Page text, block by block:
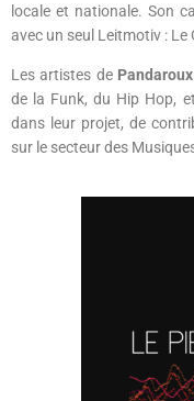
locale et nationale. Son
avec un seul Leitmotiv : Le
Les artistes de
de la Funk, du Hip Hop,
dans leur projet, de
sur le secteur des